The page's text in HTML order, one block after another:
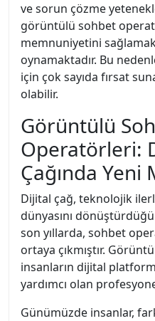
ve sorun çözme
görüntülü sohbet
memnuniyetini
oynamaktadır. Bu
için çok sayıda fırsat
olabilir.
Görüntülü
Operatörleri:
Çağında Yeni
Dijital çağ, teknolojik
dünyasını
son yıllarda, sohbet
ortaya çıkmıştır.
insanların dijital
yardımcı olan
Günümüzde insanlar,